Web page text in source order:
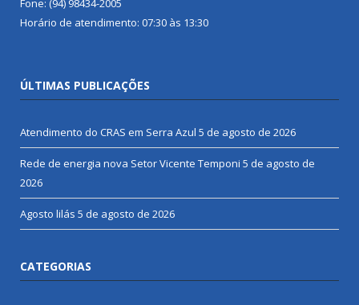
Fone: (94) 98434-2005
Horário de atendimento: 07:30 às 13:30
ÚLTIMAS PUBLICAÇÕES
Atendimento do CRAS em Serra Azul 5 de agosto de 2026
Rede de energia nova Setor Vicente Temponi 5 de agosto de
2026
Agosto lilás 5 de agosto de 2026
CATEGORIAS